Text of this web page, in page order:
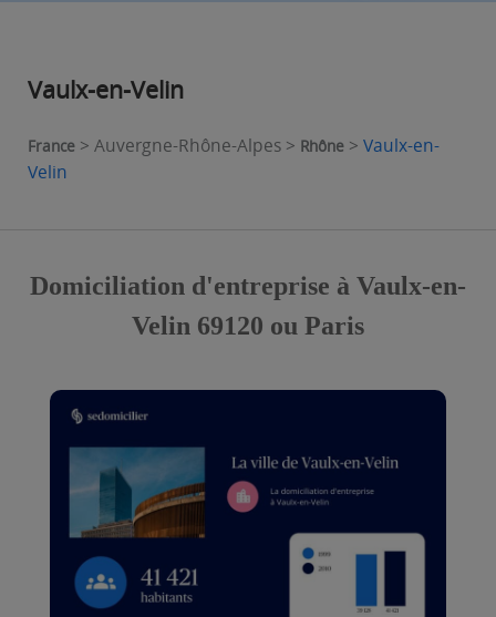
Vaulx-en-Velin
France > Auvergne-Rhône-Alpes > Rhône > Vaulx-en-
Velin
Domiciliation d'entreprise à Vaulx-en-
Velin 69120 ou Paris